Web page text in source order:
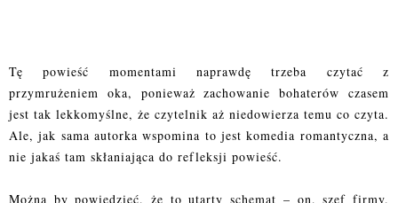
Tę powieść momentami naprawdę trzeba czytać z
przymrużeniem oka, ponieważ zachowanie bohaterów czasem
jest tak lekkomyślne, że czytelnik aż niedowierza temu co czyta.
Ale, jak sama autorka wspomina to jest komedia romantyczna, a
nie jakaś tam skłaniająca do refleksji powieść.
Można by powiedzieć, że to utarty schemat – on, szef firmy,